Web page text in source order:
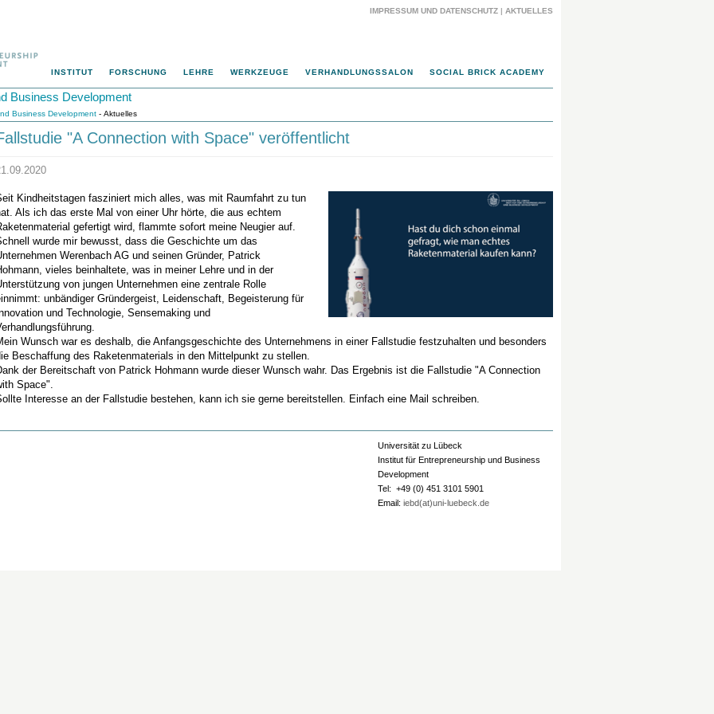
IMPRESSUM UND DATENSCHUTZ | AKTUELLES
INSTITUT FORSCHUNG LEHRE WERKZEUGE VERHANDLUNGSSALON SOCIAL BRICK ACADEMY
Business Development
Business Development - Aktuelles
"A Connection with Space" veröffentlicht
Kindheitstagen fasziniert mich alles, was mit Raumfahrt zu tun
Als ich das erste Mal von einer Uhr hörte, die aus echtem
gefertigt wird, flammte sofort meine Neugier auf.
wurde mir bewusst, dass die Geschichte um das
Werenbach AG und seinen Gründer, Patrick
vieles beinhaltete, was in meiner Lehre und in der
von jungen Unternehmen eine zentrale Rolle
unbändiger Gründergeist, Leidenschaft, Begeisterung für
und Technologie, Sensemaking und
Wunsch war es deshalb, die Anfangsgeschichte des Unternehmens in einer Fallstudie festzuhalten und besonders
Beschaffung des Raketenmaterials in den Mittelpunkt zu stellen.
der Bereitschaft von Patrick Hohmann wurde dieser Wunsch wahr. Das Ergebnis ist die Fallstudie "A Connection
Space".
Interesse an der Fallstudie bestehen, kann ich sie gerne bereitstellen. Einfach eine Mail schreiben.
Universität zu Lübeck
Institut für Entrepreneurship und Business
Development
Tel: +49 (0) 451 3101 5901
Email: iebd(at)uni-luebeck.de